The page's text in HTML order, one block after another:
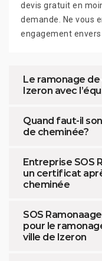
devis gratuit en
demande. Ne vous
engagement envers
Le ramonage
Izeron avec
Quand faut-il
de cheminée?
Entreprise SOS
un certificat
cheminée
SOS
pour le
ville de Izeron